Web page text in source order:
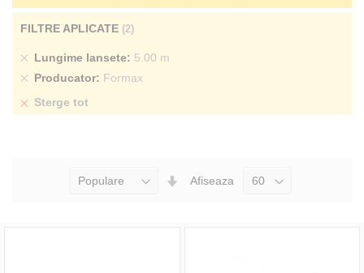
Seteaza
Afiseaza
FILTRE APLICATE
Lungime lansete 5.00 m
Sterge
produs
Producator Formax
Sterge
Sterge tot